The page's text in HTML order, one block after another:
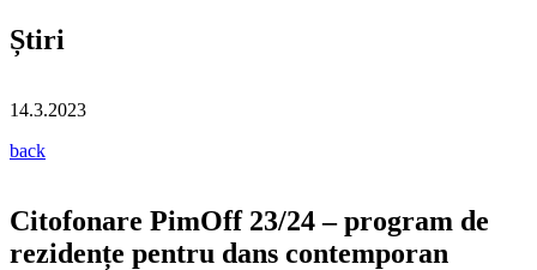
Știri
14.3.2023
back
Citofonare PimOff 23/24 – program de
rezidențe pentru dans contemporan